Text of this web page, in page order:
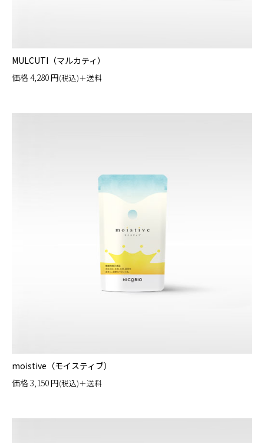
MULCUTI（マルカティ）
価格4,280円(税込)＋送料
moistive（モイスティブ）
価格3,150円(税込)＋送料